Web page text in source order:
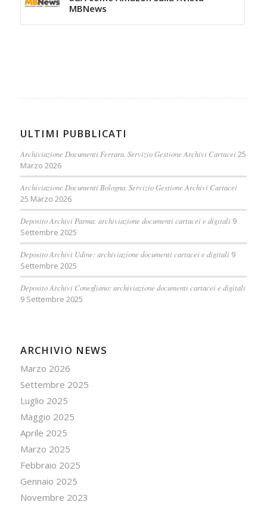
MBNews
ULTIMI PUBBLICATI
Archiviazione Documenti Ferrara. Servizio Gestione Archivi Cartacei 25
Marzo 2026
Archiviazione Documenti Bologna. Servizio Gestione Archivi Cartacei
25 Marzo 2026
Deposito Archivi Parma: archiviazione documenti cartacei e digitali 9
Settembre 2025
Deposito Archivi Udine: archiviazione documenti cartacei e digitali 9
Settembre 2025
Deposito Archivi Conegliano: archiviazione documenti cartacei e digitali
9 Settembre 2025
ARCHIVIO NEWS
Marzo 2026
Settembre 2025
Luglio 2025
Maggio 2025
Aprile 2025
Marzo 2025
Febbraio 2025
Gennaio 2025
Novembre 2023